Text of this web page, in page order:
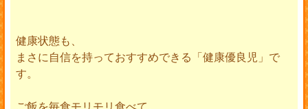
健康状態も、
まさに自信を持っておすすめできる「健康優良児」で
す。